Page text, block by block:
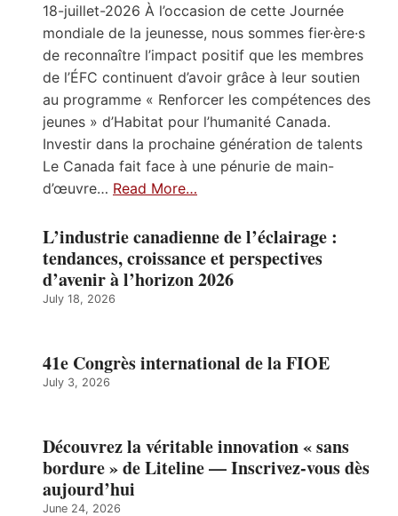
18-juillet-2026 À l’occasion de cette Journée
mondiale de la jeunesse, nous sommes fier·ère·s
de reconnaître l’impact positif que les membres
de l’ÉFC continuent d’avoir grâce à leur soutien
au programme « Renforcer les compétences des
jeunes » d’Habitat pour l’humanité Canada.
Investir dans la prochaine génération de talents
Le Canada fait face à une pénurie de main-
d’œuvre… Read More…
L’industrie canadienne de l’éclairage :
tendances, croissance et perspectives
d’avenir à l’horizon 2026
July 18, 2026
41e Congrès international de la FIOE
July 3, 2026
Découvrez la véritable innovation « sans
bordure » de Liteline — Inscrivez-vous dès
aujourd’hui
June 24, 2026